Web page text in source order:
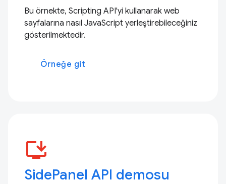
Bu örnekte, Scripting API'yi kullanarak web
sayfalarına nasıl JavaScript yerleştirebileceğiniz
gösterilmektedir.
Örneğe git
install_desktop
SidePanel API demosu